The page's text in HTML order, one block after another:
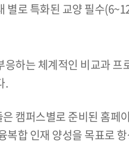
별로 특화된 교양 필수
응하는 체계적인 비교과
.
캠퍼스별로 준비된 홈페
복합 인재 양성을 목표로